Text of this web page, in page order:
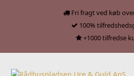
Fri fragt ved køb
100%
+1000 tilfredse